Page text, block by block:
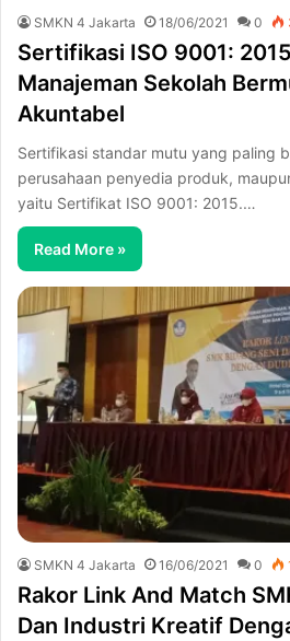
SMKN 4 Jakarta 18/06/2021 0
Sertifikasi ISO 9001:
Manajeman Sekolah
Akuntabel
Sertifikasi standar mutu yang paling
perusahaan penyedia produk,
yaitu Sertifikat ISO 9001: 2015.…
Read More »
SMKN 4 Jakarta 16/06/2021 0
Rakor Link And Match
Dan Industri Kreatif